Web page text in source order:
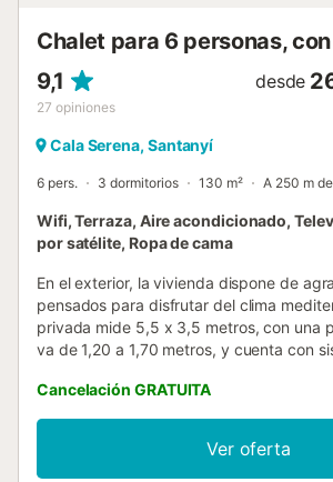
Chalet para 6 personas,
9,1
27 opiniones
desde
Cala Serena, Santanyí
6 pers. 3 dormitorios 130 m² A 250 m
Wifi, Terraza, Aire acondicionado,
por satélite, Ropa de cama
En el exterior, la vivienda dispone de
pensados para disfrutar del clima
privada mide 5,5 x 3,5 metros, con una
va de 1,20 a 1,70 metros, y cuenta con
encuentra una terraza amueblada con
relajarse durante el día. Además, la
cubierto, una segunda terraza y un
superior. El jardín combina zona
Cancelación GRATUITA
Ver oferta